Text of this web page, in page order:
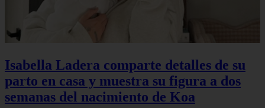
Isabella Ladera comparte detalles de su
parto en casa y muestra su figura a dos
semanas del nacimiento de Koa